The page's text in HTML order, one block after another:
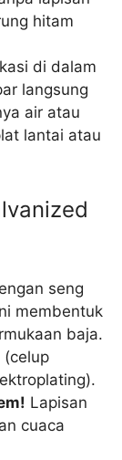
hitam
di dalam
langsung
air atau
lantai atau
seng
membentuk
baja.
(celup
Lapisan
cuaca